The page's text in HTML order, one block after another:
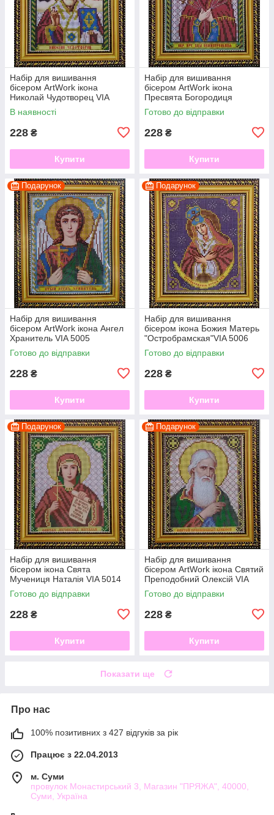
Набір для вишивання
бісером ArtWork ікона
Николай Чудотворец VIA
5003
В наявності
228 ₴
Купити
Набір для вишивання
бісером ArtWork ікона
Пресвята Богородиця
Семистрельная VIA 5004
Готово до відправки
228 ₴
Купити
Подарунок
Набір для вишивання
бісером ArtWork ікона Ангел
Хранитель VIA 5005
Готово до відправки
228 ₴
Купити
Подарунок
Набір для вишивання
бісером ікона Божия Матерь
"Остробрамская"VIA 5006
Готово до відправки
228 ₴
Купити
Подарунок
Набір для вишивання
бісером ікона Свята
Мучениця Наталія VIA 5014
Готово до відправки
228 ₴
Купити
Подарунок
Набір для вишивання
бісером ArtWork ікона Святий
Преподобний Олексій VIA
5015
Готово до відправки
228 ₴
Купити
Показати ще
Про нас
100% позитивних з 427 відгуків за рік
Працює з 22.04.2013
м. Суми
провулок Монастирський 3, Магазин "ПРЯЖА", 40000,
Суми, Україна